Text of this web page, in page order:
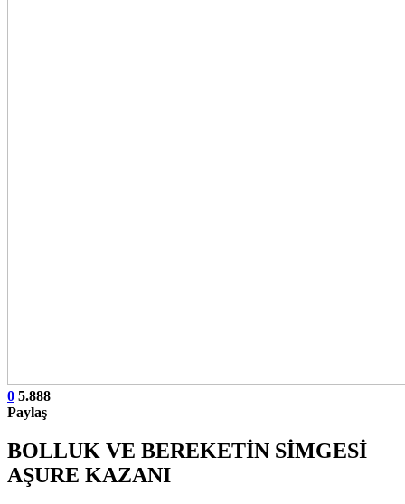
0 5.888
Paylaş
BOLLUK VE BEREKETİN SİMGESİ
AŞURE KAZANI